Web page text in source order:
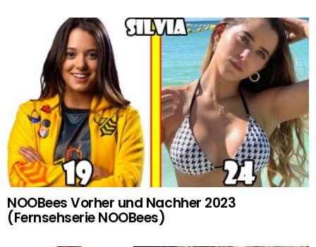
NOOBees Vorher und Nachher 2023
(Fernsehserie NOOBees)